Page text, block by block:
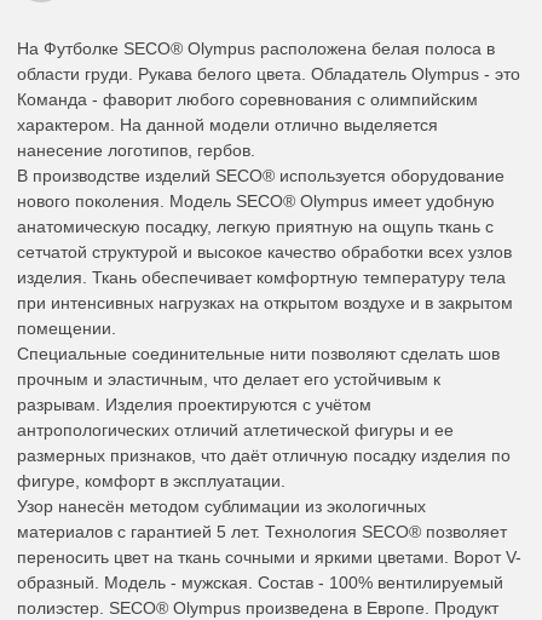
На Футболке SECO® Olympus расположена белая полоса в
области груди. Рукава белого цвета. Обладатель Olympus - это
Команда - фаворит любого соревнования с олимпийским
характером. На данной модели отлично выделяется
нанесение логотипов, гербов.
В производстве изделий SECO® используется оборудование
нового поколения. Модель SECO® Olympus имеет удобную
анатомическую посадку, легкую приятную на ощупь ткань с
сетчатой структурой и высокое качество обработки всех узлов
изделия. Ткань обеспечивает комфортную температуру тела
при интенсивных нагрузках на открытом воздухе и в закрытом
помещении.
Специальные соединительные нити позволяют сделать шов
прочным и эластичным, что делает его устойчивым к
разрывам. Изделия проектируются с учётом
антропологических отличий атлетической фигуры и ее
размерных признаков, что даёт отличную посадку изделия по
фигуре, комфорт в эксплуатации.
Узор нанесён методом сублимации из экологичных
материалов с гарантией 5 лет. Технология SECO® позволяет
переносить цвет на ткань сочными и яркими цветами. Ворот V-
образный. Модель - мужская. Состав - 100% вентилируемый
полиэстер. SECO® Olympus произведена в Европе. Продукт